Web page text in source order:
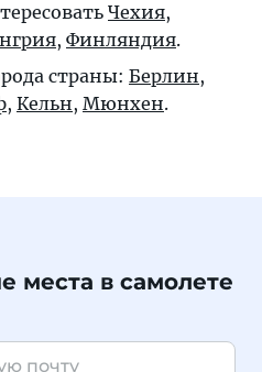
Чехия,
, Финляндия.
страны: Берлин,
, Кельн, Мюнхен.
места в самолете